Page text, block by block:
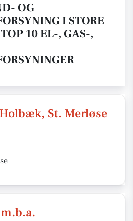
OG
I STORE
10 EL-, GAS-,
St. Merløse